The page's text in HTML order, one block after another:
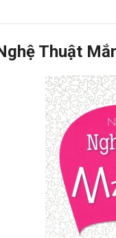
Thuật